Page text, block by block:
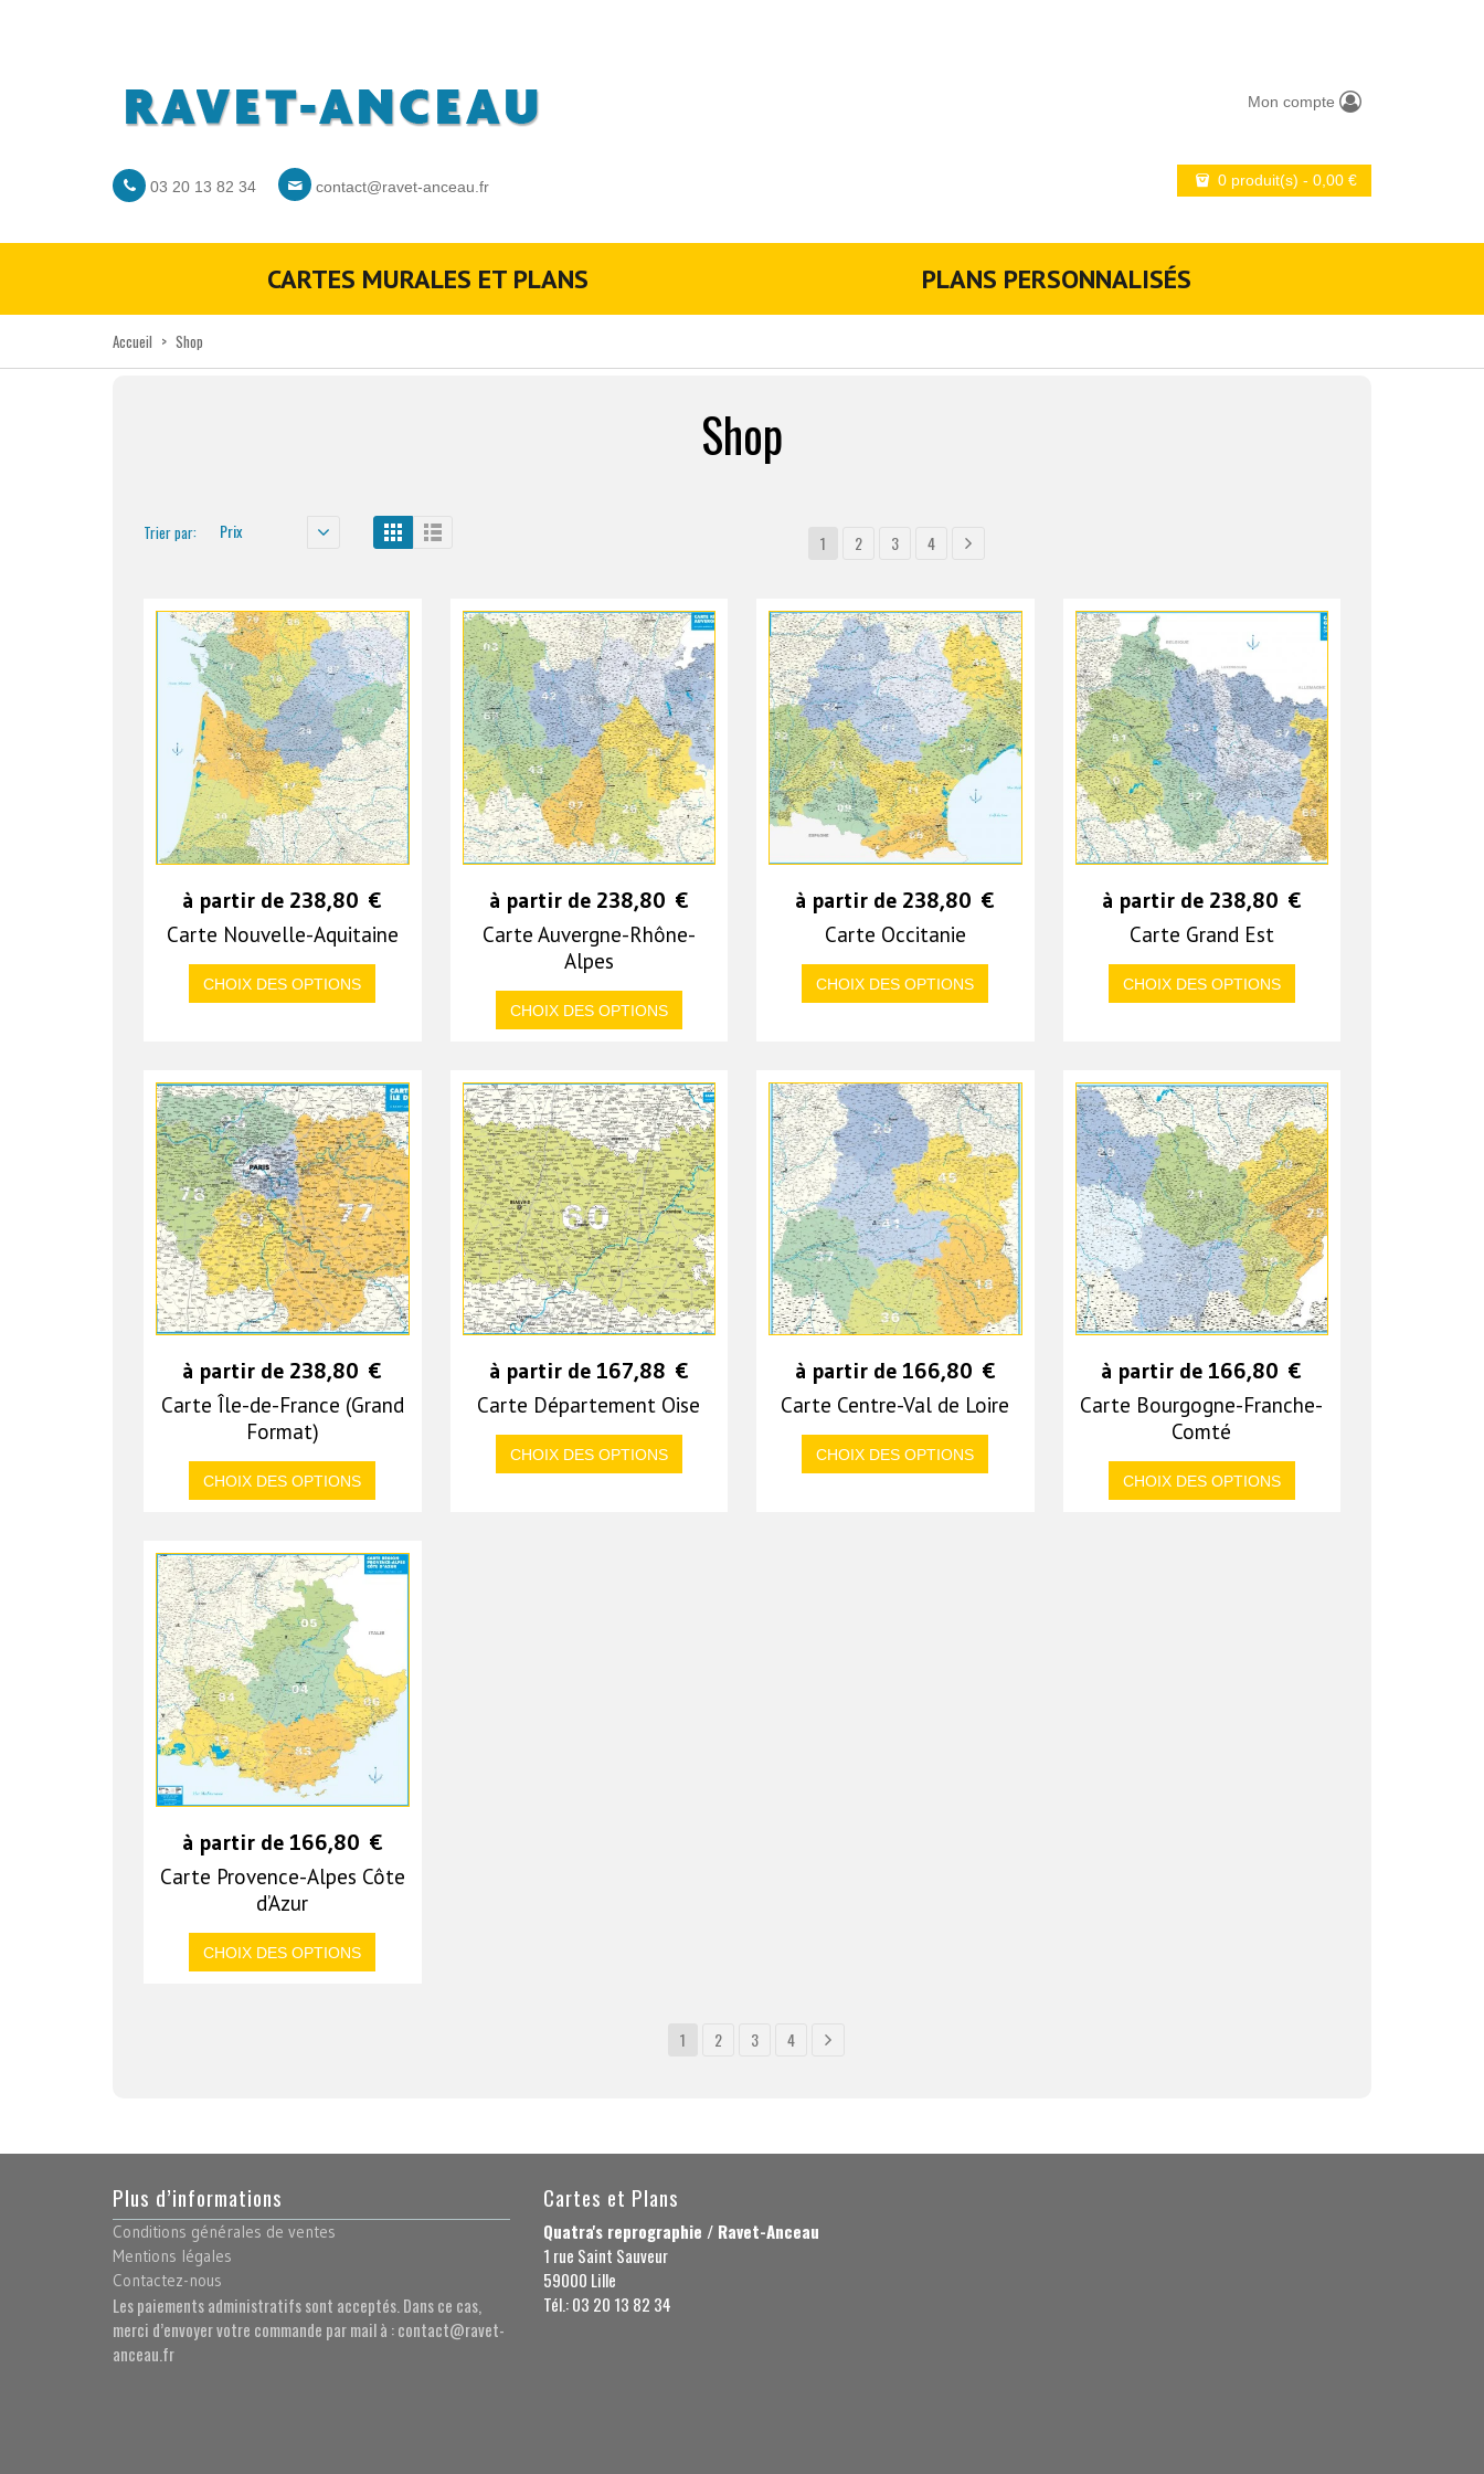
03 20 13 82 34 contact@ravet-anceau.fr
Mon compte
0 produit(s) - 0,00 €
CARTES MURALES ET PLANS PLANS PERSONNALISÉS
Accueil > Shop
Shop
Trier par: Prix
1 2 3 4
à partir de 238,80 €
Carte Nouvelle-Aquitaine
CHOIX DES OPTIONS
à partir de 238,80 €
Carte Auvergne-Rhône-
Alpes
CHOIX DES OPTIONS
à partir de 238,80 €
Carte Occitanie
CHOIX DES OPTIONS
à partir de 238,80 €
Carte Grand Est
CHOIX DES OPTIONS
à partir de 238,80 €
Carte Île-de-France (Grand
Format)
CHOIX DES OPTIONS
à partir de 167,88 €
Carte Département Oise
CHOIX DES OPTIONS
à partir de 166,80 €
Carte Centre-Val de Loire
CHOIX DES OPTIONS
à partir de166,80 €
Carte Bourgogne-Franche-
Comté
CHOIX DES OPTIONS
à partir de 166,80 €
Carte Provence-Alpes Côte
d’Azur
CHOIX DES OPTIONS
1 2 3 4
Plus d’informations
Conditions générales de ventes
Mentions légales
Contactez-nous
Les paiements administratifs sont acceptés. Dans ce cas,
merci d’envoyer votre commande par mail à : contact@ravet-
anceau.fr
Cartes et Plans
Quatra's reprographie / Ravet-Anceau
1 rue Saint Sauveur
59000 Lille
Tél.: 03 20 13 82 34